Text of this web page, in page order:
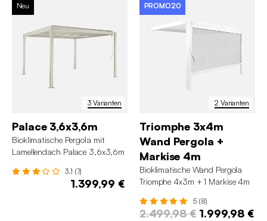
3 Varianten
Neu
Palace 3,6x3,6m
Bioklimatische Pergola mit
Lamellendach Palace 3,6x3,6m
3.1 (7)
1.399,99 €
2 Varianten
PROMO20
Triomphe 3x4m
Wand Pergola +
Markise 4m
Bioklimatische Wand Pergola
Triomphe 4x3m + 1 Markise 4m
5 (8)
2.499,98 € 1.999,98 €